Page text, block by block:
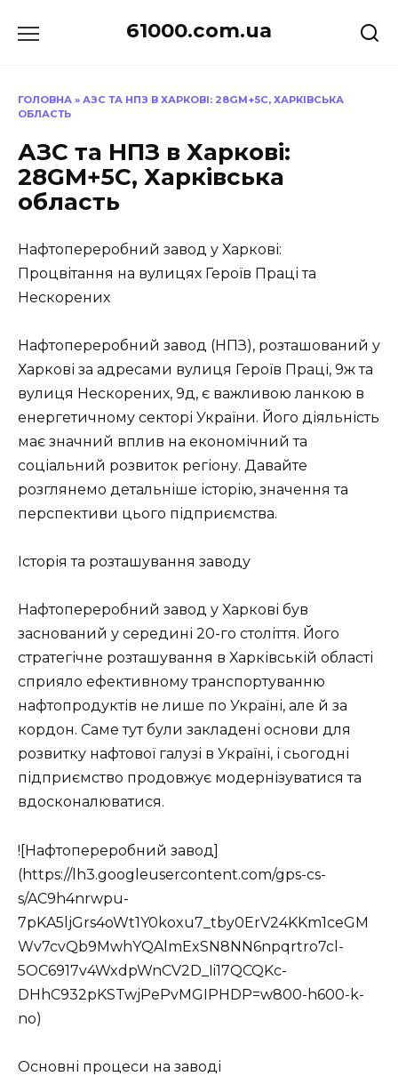
до
61000.com.ua
ГОЛОВНА » АЗС ТА НПЗ В ХАРКОВІ: 28GM+5C, ХАРКІВСЬКА
ОБЛАСТЬ
АЗС та НПЗ в Харкові:
28GM+5C, Харківська
область
Нафтопереробний завод у Харкові:
Процвітання на вулицях Героїв Праці та
Нескорених
Нафтопереробний завод (НПЗ), розташований у
Харкові за адресами вулиця Героїв Праці, 9ж та
вулиця Нескорених, 9д, є важливою ланкою в
енергетичному секторі України. Його діяльність
має значний вплив на економічний та
соціальний розвиток регіону. Давайте
розглянемо детальніше історію, значення та
перспективи цього підприємства.
Історія та розташування заводу
Нафтопереробний завод у Харкові був
заснований у середині 20-го століття. Його
стратегічне розташування в Харківській області
сприяло ефективному транспортуванню
нафтопродуктів не лише по Україні, але й за
кордон. Саме тут були закладені основи для
розвитку нафтової галузі в Україні, і сьогодні
підприємство продовжує модернізуватися та
вдосконалюватися.
![Нафтопереробний завод]
(https://lh3.googleusercontent.com/gps-cs-
s/AC9h4nrwpu-
7pKA5ljGrs4oWt1Y0koxu7_tby0ErV24KKm1ceGM
Wv7cvQb9MwhYQAlmExSN8NN6npqrtro7cl-
5OC6917v4WxdpWnCV2D_Ii17QCQKc-
DHhC932pKSTwjPePvMGIPHDP=w800-h600-k-
no)
Основні процеси на заводі